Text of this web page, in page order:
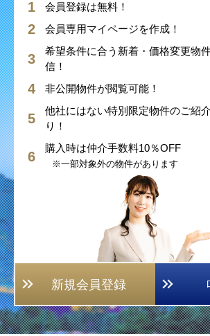
会員登録は無料！
会員専用マイページを作成！
希望条件に合う新着・価格変更物
信！
非公開物件が閲覧可能！
他社にはない特別限定物件のご紹
り！
購入時は仲介手数料10％OFF
※一部対象外の物件があります
新規会員登録